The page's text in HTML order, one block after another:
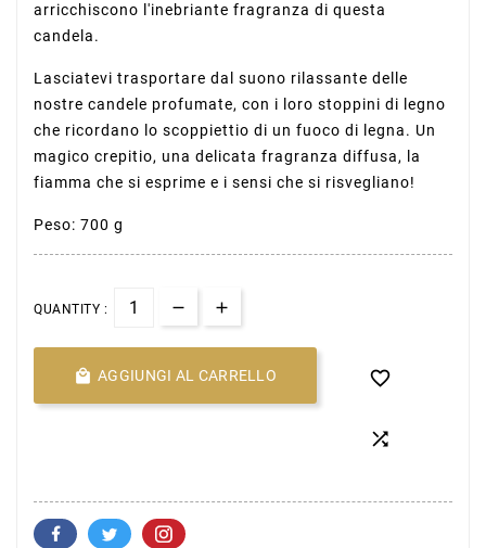
arricchiscono l'inebriante fragranza di questa
candela.
Lasciatevi trasportare dal suono rilassante delle
nostre candele profumate, con i loro stoppini di legno
che ricordano lo scoppiettio di un fuoco di legna. Un
magico crepitio, una delicata fragranza diffusa, la
fiamma che si esprime e i sensi che si risvegliano!
Peso: 700 g
QUANTITY :
 AGGIUNGI AL CARRELLO 
